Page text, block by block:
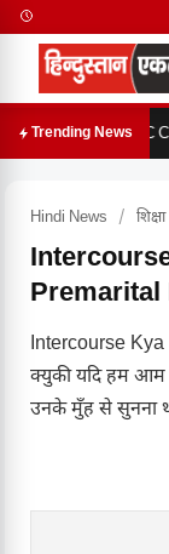
Trending NewsSSC
Hindi News / शिक्षा
Premarital
Intercourse Kya
क्युकी यदि हम आम
उनके मुँह से सुनना